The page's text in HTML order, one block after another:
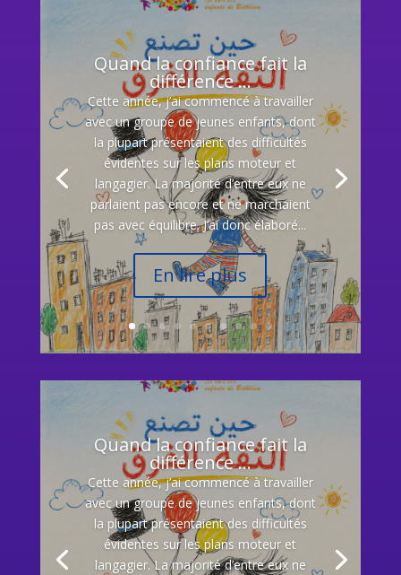
Quand la confiance fait la
différence …
Cette année, j’ai commencé à travailler
avec un groupe de jeunes enfants, dont
la plupart présentaient des difficultés
évidentes sur les plans moteur et
langagier. La majorité d’entre eux ne
parlaient pas encore et ne marchaient
pas avec équilibre. J’ai donc élaboré...
En lire plus
Quand la confiance fait la
différence …
Cette année, j’ai commencé à travailler
avec un groupe de jeunes enfants, dont
la plupart présentaient des difficultés
évidentes sur les plans moteur et
langagier. La majorité d’entre eux ne